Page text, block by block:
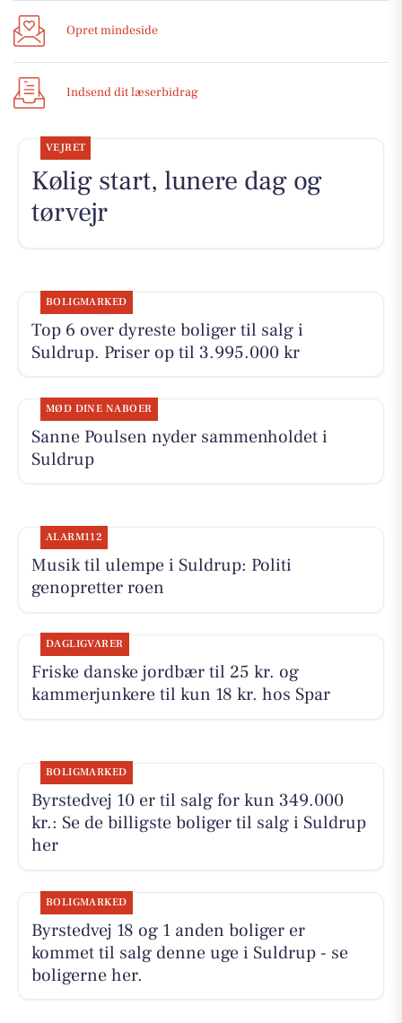
Opret mindeside
Indsend dit læserbidrag
VEJRET
Kølig start, lunere dag og
tørvejr
BOLIGMARKED
Top 6 over dyreste boliger til salg i
Suldrup. Priser op til 3.995.000 kr
MØD DINE NABOER
Sanne Poulsen nyder sammenholdet i
Suldrup
ALARM112
Musik til ulempe i Suldrup: Politi
genopretter roen
DAGLIGVARER
Friske danske jordbær til 25 kr. og
kammerjunkere til kun 18 kr. hos Spar
BOLIGMARKED
Byrstedvej 10 er til salg for kun 349.000
kr.: Se de billigste boliger til salg i Suldrup
her
BOLIGMARKED
Byrstedvej 18 og 1 anden boliger er
kommet til salg denne uge i Suldrup - se
boligerne her.